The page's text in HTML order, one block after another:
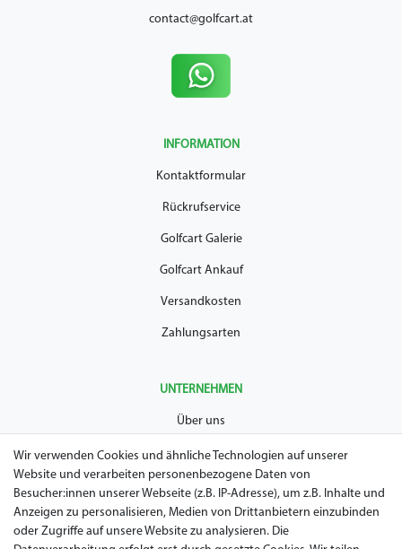
contact@golfcart.at
INFORMATION
Kontaktformular
Rückrufservice
Golfcart Galerie
Golfcart Ankauf
Versandkosten
Zahlungsarten
UNTERNEHMEN
Über uns
AGB
Datenschutz
Impressum
Wir verwenden Cookies und ähnliche Technologien auf unserer
Website und verarbeiten personenbezogene Daten von
Besucher:innen unserer Webseite (z.B. IP-Adresse), um z.B. Inhalte und
Anzeigen zu personalisieren, Medien von Drittanbietern einzubinden
oder Zugriffe auf unsere Website zu analysieren. Die